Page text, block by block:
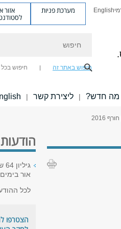
English מערכת פניות אזור
חיפוש באתר זה חיפוש
מה חדש? | ליצירת קשר |
אור
לכל
הצטרפו